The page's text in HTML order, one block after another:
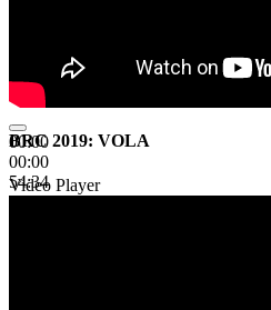
00:00
00:00
54:34
BRC 2019: VOLA
Video Player